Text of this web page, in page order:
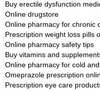
Buy erectile dysfunction
Online drugstore
Online pharmacy for chronic
Prescription weight loss pills
Online pharmacy safety tips
Buy vitamins and
Online pharmacy for cold
Omeprazole prescription
Prescription eye care